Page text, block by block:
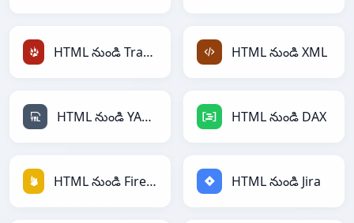
HTML నుండి TracWiki HTML నుండి XML
HTML నుండి YAML HTML నుండి DAX
HTML నుండి Firebase HTML నుండి Jira